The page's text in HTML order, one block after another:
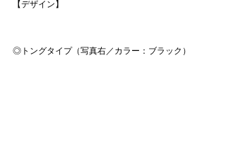
【デザイン】
◎トングタイプ（写真右／カラー：ブラック）